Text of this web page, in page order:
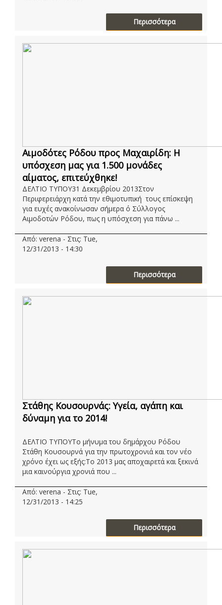
Περισσότερα
Αιμοδότες Ρόδου προς Μαχαιρίδη: Η
υπόσχεση μας για 1.500 μονάδες
αίματος, επιτεύχθηκε!
ΔΕΛΤΙΟ ΤΥΠΟΥ31 Δεκεμβρίου 2013Στον
Περιφερειάρχη κατά την εθιμοτυπική τους επίσκεψη
για ευχές ανακοίνωσαν σήμερα ό Σύλλογος
Αιμοδοτών Ρόδου, πως η υπόσχεση για πάνω ...
Από: verena - Στις: Tue,
12/31/2013 - 14:30
Περισσότερα
Στάθης Κουσουρνάς: Υγεία, αγάπη και
δύναμη για το 2014!
ΔΕΛΤΙΟ ΤΥΠΟYΤο μήνυμα του δημάρχου Ρόδου
Στάθη Κουσουρνά για την πρωτοχρονιά και τον νέο
χρόνο έχει ως εξής:Το 2013 μας αποχαιρετά και ξεκινά
μια καινούργια χρονιά που ...
Από: verena - Στις: Tue,
12/31/2013 - 14:25
Περισσότερα